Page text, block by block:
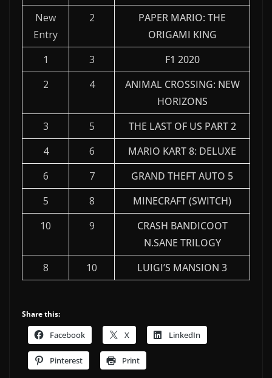
New
Entry
2
PAPER MARIO: THE
ORIGAMI KING
1
3
F1 2020
2
4
ANIMAL CROSSING: NEW
HORIZONS
3
5
THE LAST OF US PART 2
4
6
MARIO KART 8: DELUXE
6
7
GRAND THEFT AUTO 5
5
8
MINECRAFT (SWITCH)
10
9
CRASH BANDICOOT
N.SANE TRILOGY
8
10 LUIGI’S MANSION 3
Share this:
Facebook X LinkedIn
Pinterest Print